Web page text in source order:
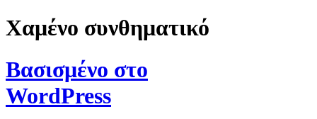
Χαμένο συνθηματικό
Βασισμένο στο
WordPress